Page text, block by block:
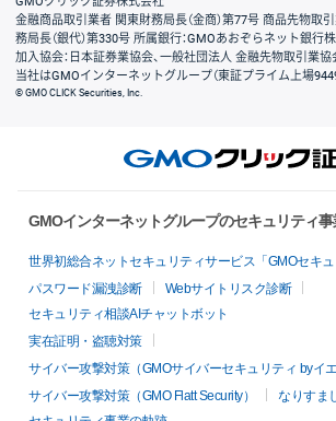
金融商品取引業者 関東財務局長（金商）第77号 商品先物取
務局長（銀代）第330号 所属銀行：GMOあおぞらネット銀行
加入協会：日本証券業協会、一般社団法人 金融先物取引業
当社はGMOインターネットグループ（東証プライム上場
© GMO CLICK Securities, Inc.
GMOインターネットグループのセキュリティ
世界初総合ネットセキュリティサービス「GMOセキュ
パスワード漏洩診断
Webサイトリスク診断
セキュリティ相談AIチャットボット
実在証明・盗聴対策
サイバー攻撃対策（GMOサイバーセキュリティ byイエ
サイバー攻撃対策（GMO Flatt Security）
なりすま